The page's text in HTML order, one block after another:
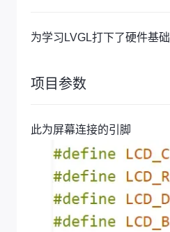
为学习LVGL打下了硬件基础
项目参数
此为屏幕连接的引脚